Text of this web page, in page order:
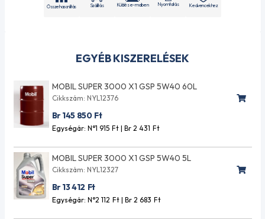
EGYÉB KISZERELÉSEK
MOBIL SUPER 3000 X1 GSP 5W40 60L
Cikkszám: NYL12376
Br 145 850 Ft
Egységár: N°1 915 Ft| Br 2 431 Ft
MOBIL SUPER 3000 X1 GSP 5W40 5L
Cikkszám: NYL12327
Br 13 412 Ft
Egységár: N°2 112 Ft| Br 2 683 Ft
Összehasonlítás Szállítás Küldés e-mailben Nyomtatás Kedvencekhez